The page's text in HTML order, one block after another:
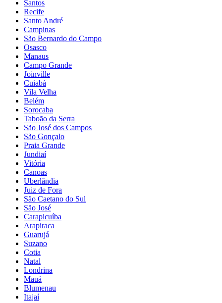
Santos
Recife
Santo André
Campinas
São Bernardo do Campo
Osasco
Manaus
Campo Grande
Joinville
Cuiabá
Vila Velha
Belém
Sorocaba
Taboão da Serra
São José dos Campos
São Gonçalo
Praia Grande
Jundiaí
Vitória
Canoas
Uberlândia
Juiz de Fora
São Caetano do Sul
São José
Carapicuíba
Arapiraca
Guarujá
Suzano
Cotia
Natal
Londrina
Mauá
Blumenau
Itajaí